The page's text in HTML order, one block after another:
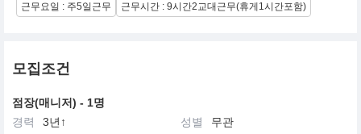
사랑하는 사람과의 설렘을 줄 수 있는
근무요일 : 주5일근무
근무시간 : 9시간2교대근무(휴게1시간포함)
모집조건
점장(매니저) - 1명
경력
3년↑ 성별
무관